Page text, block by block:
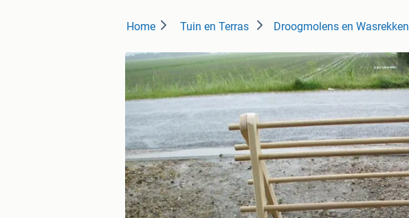
Home Tuin en Terras Droogmolens en Wasrekken